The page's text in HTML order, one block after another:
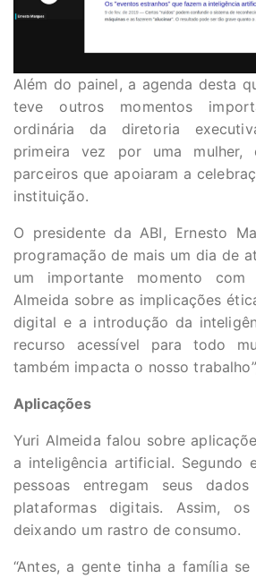
Além do painel, a agenda desta
teve outros momentos
ordinária da diretoria
primeira vez por uma
parceiros que apoiaram a
instituição.
O presidente da ABI, Ernesto
programação de mais um dia de
um importante momento
Almeida sobre as implicações
digital e a introdução da
recurso acessível para todo
também impacta o nosso
Aplicações
Yuri Almeida falou sobre
a inteligência artificial. Segundo
pessoas entregam seus
plataformas digitais. Assim, os
deixando um rastro de consumo.
“Antes, a gente tinha a família